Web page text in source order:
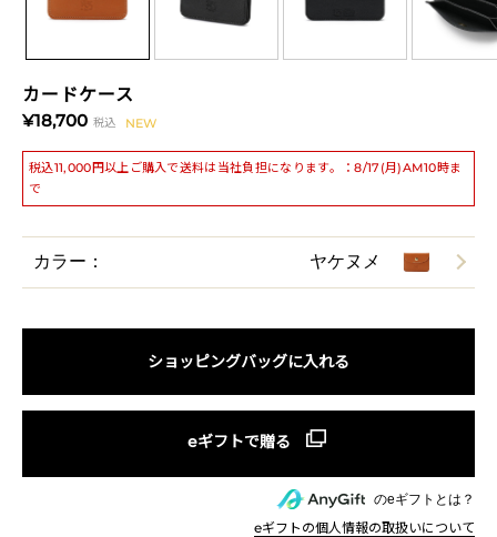
カードケース
¥18,700 税込 NEW
税込11,000円以上ご購入で送料は当社負担になります。：8/17(月)AM10時ま
で
カラー： ヤケヌメ
ショッピングバッグに入れる
のeギフトとは？
eギフトの個人情報の取扱いについて